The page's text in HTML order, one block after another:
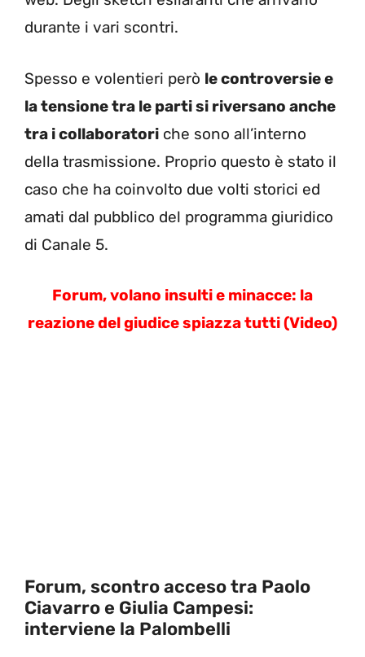
durante i vari scontri.
Spesso e volentieri però le controversie e
la tensione tra le parti si riversano anche
tra i collaboratori che sono all’interno
della trasmissione. Proprio questo è stato il
caso che ha coinvolto due volti storici ed
amati dal pubblico del programma giuridico
di Canale 5.
Forum, volano insulti e minacce: la
reazione del giudice spiazza tutti (Video)
Forum, scontro acceso tra Paolo
Ciavarro e Giulia Campesi:
interviene la Palombelli